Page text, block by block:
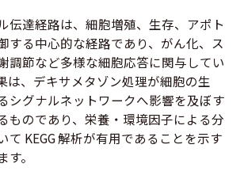
伝達経路は、細胞増殖、生存、アポト
する中心的な経路であり、がん化、ス
調節など多様な細胞応答に関与してい
は、デキサメタゾン処理が細胞の生
シグナルネットワークへ影響を及ぼす
ものであり、栄養・環境因子による分
て KEGG 解析が有用であることを示す
。